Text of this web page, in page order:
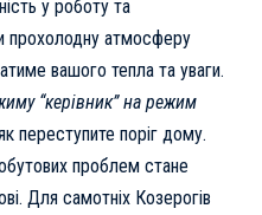
у роботу та
прохолодну атмосферу
вашого тепла та уваги.
“керівник” на режим
переступите поріг дому.
проблем стане
Для самотніх Козерогів